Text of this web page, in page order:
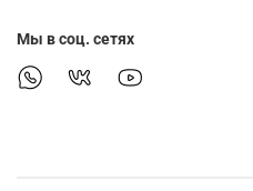
Мы в соц. сетях